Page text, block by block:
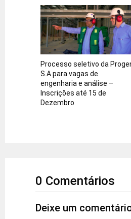
Processo seletivo da
S.A para vagas de
engenharia e análise –
Inscrições até 15 de
Dezembro
0 Comentários
Deixe um